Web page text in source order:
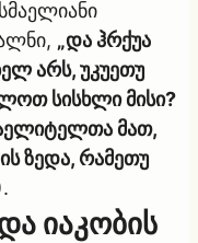
„და ჰრქუა
არს, უკუეთუ
სისხლი მისი?
მათ,
ზედა, რამეთუ
იაკობის